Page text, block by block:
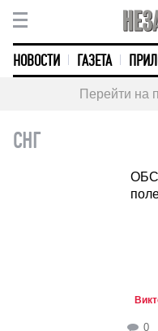
НОВОСТИ ГАЗЕТА
Перейти на
СНГ
0